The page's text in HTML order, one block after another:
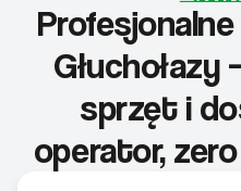
sprzęt i
operator,